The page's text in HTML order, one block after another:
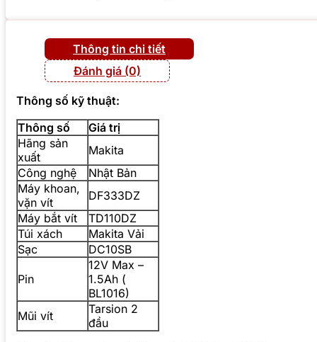
Thông tin chi tiết
Đánh giá (0)
Thông số kỹ thuật:
Thông số
Giá trị
Hãng sản
xuất
Makita
Công nghệ
Nhật Bản
Máy khoan,
vặn vít
DF333DZ
Máy bắt vít
TD110DZ
Túi xách
Makita Vải
Sạc
DC10SB
Pin
12V Max –
1.5Ah (
BL1016)
Mũi vít
Tarsion 2
đầu